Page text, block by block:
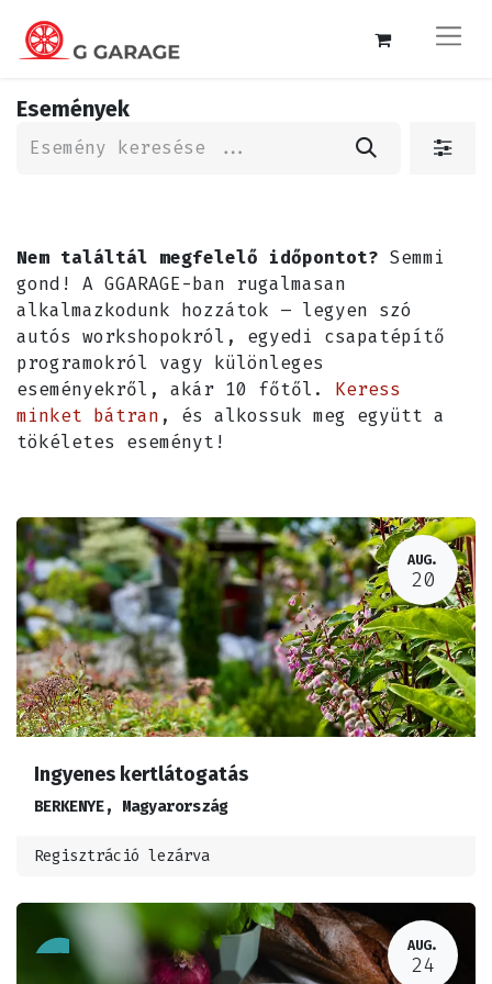
Események
Nem találtál megfelelő időpontot? Semmi
gond! A GGARAGE-ban rugalmasan
alkalmazkodunk hozzátok – legyen szó
autós workshopokról, egyedi csapatépítő
programokról vagy különleges
eseményekről, akár 10 főtől. Keress
minket bátran , és alkossuk meg együtt a
tökéletes eseményt!
AUG.
20
Ingyenes kertlátogatás
BERKENYE, Magyarország
Regisztráció lezárva
AUG.
24